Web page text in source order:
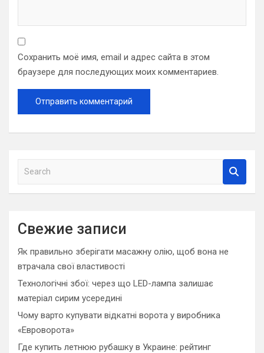
Сохранить моё имя, email и адрес сайта в этом
браузере для последующих моих комментариев.
a
c
Свежие записи
Як правильно зберігати масажну олію, щоб вона не
втрачала свої властивості
Технологічні збої: через що LED-лампа залишає
матеріал сирим усередині
Чому варто купувати відкатні ворота у виробника
«Евроворота»
Где купить летнюю рубашку в Украине: рейтинг